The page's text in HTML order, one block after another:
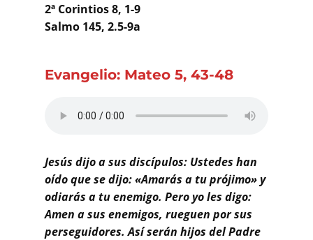
Familia Menesiana
Recursos
Contacto
2ª Corintios 8, 1-9
Salmo 145, 2.5-9a
Evangelio: Mateo 5, 43-48
Jesús dijo a sus discípulos: Ustedes han
oído que se dijo: «Amarás a tu prójimo» y
odiarás a tu enemigo. Pero yo les digo:
Amen a sus enemigos, rueguen por sus
perseguidores. Así serán hijos del Padre